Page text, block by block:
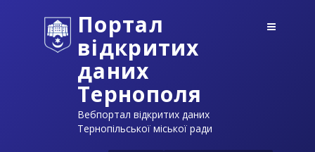
Портал
відкритих
даних
Тернополя
Вебпортал відкритих даних
Тернопільської міської ради